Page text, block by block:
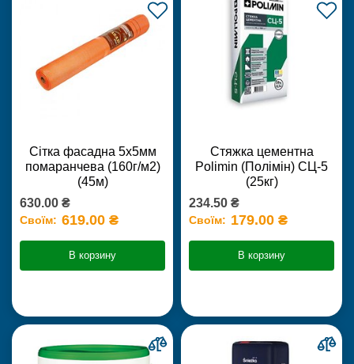
Сітка фасадна 5х5мм
помаранчева (160г/м2)
(45м)
630.00 ₴
Своїм: 619.00 ₴
В корзину
Стяжка цементна
Polimin (Полімін) СЦ-5
(25кг)
234.50 ₴
Своїм: 179.00 ₴
В корзину